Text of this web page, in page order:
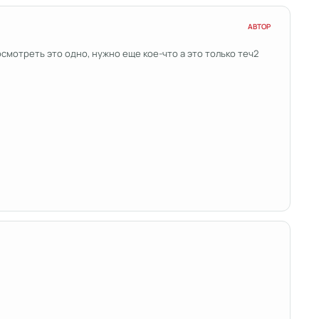
АВТОР
это одно, нужно еще кое-что а это только теч2